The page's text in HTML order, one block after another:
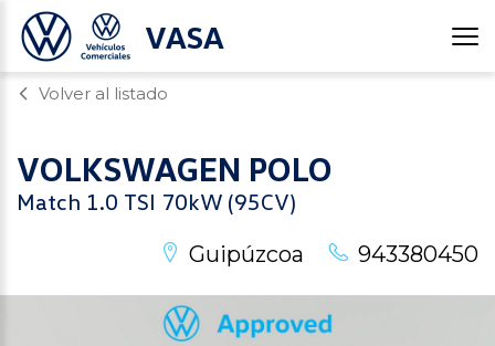
VASA
Volver al listado
VOLKSWAGEN POLO
Match 1.0 TSI 70kW (95CV)
Guipúzcoa
943380450